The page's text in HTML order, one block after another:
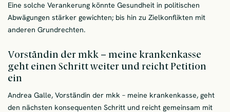
Eine solche Verankerung könnte Gesundheit in politischen
Abwägungen stärker gewichten; bis hin zu Zielkonflikten mit
anderen Grundrechten.
Vorständin der mkk – meine krankenkasse
geht einen Schritt weiter und reicht Petition
ein
Andrea Galle, Vorständin der mkk – meine krankenkasse, geht
den nächsten konsequenten Schritt und reicht gemeinsam mit